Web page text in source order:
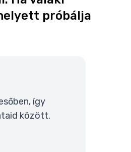
próbálja
így
között.